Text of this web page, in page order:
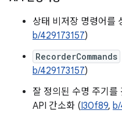
상태 비저장 명령어를
b/429173157)
RecorderCommands
b/429173157)
잘 정의된 수명 주기를
API 간소화 (I30f89,